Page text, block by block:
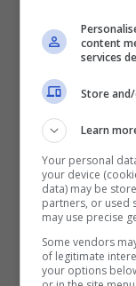
stile
dalla
vetri laterali,
neri e profili
versione. Il
che
3
content
services
Store
Learn
Your personal
your device
data) may be
partners, or used
may use precise
Some vendors
of legitimate
your options